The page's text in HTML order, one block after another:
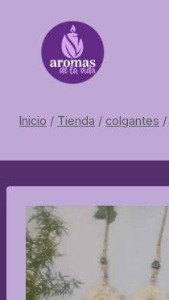
contenido
Inicio / Tienda / colgantes /